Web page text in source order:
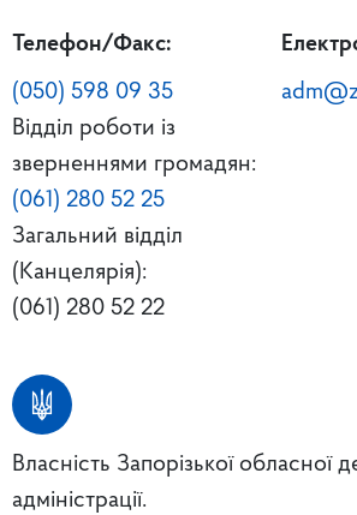
Телефон/Факс:
(050) 598 09 35
Відділ роботи із
зверненнями громадян:
(061) 280 52 25
Загальний відділ
(Канцелярія):
(061) 280 52 22
Власність Запорізької обласної
адміністрації.